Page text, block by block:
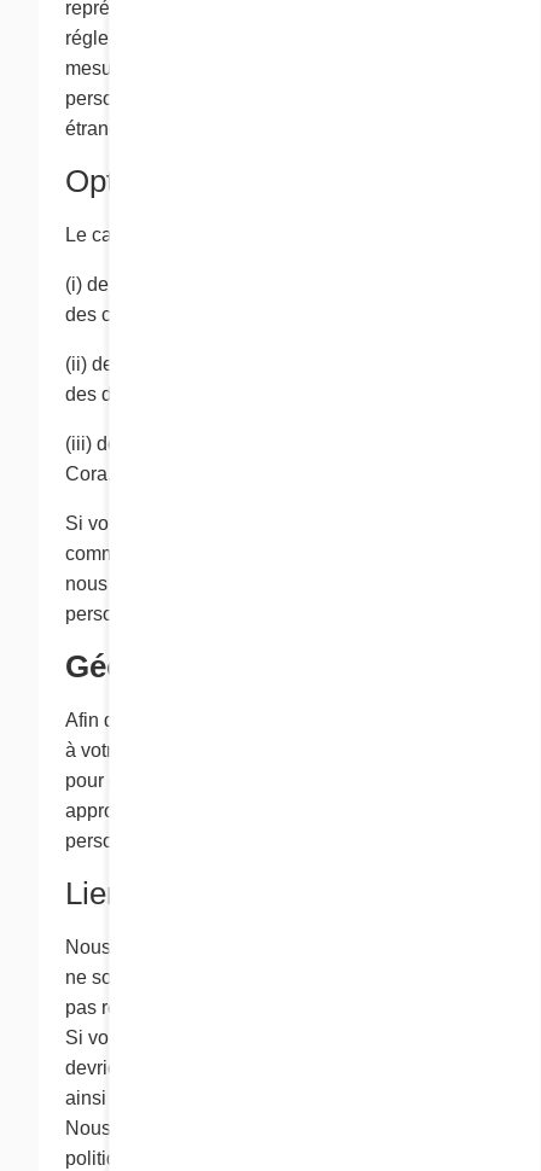
représentant les forces de l’ordre et de
réglementation de ce pays peuvent être en
mesure d’accéèder aux renseignements
personnels en faisant appel aux lois dudit pays
étranger.
Options d’exclusion
Le cas échéant, l’occasion vous est donnée:
(i) de vous exclure des listes de transmission
des communications de Cora,
(ii) de retirer vos renseignements personnels
des dossiers de Cora ou
(iii) de choisir de ne plus recevoir de services de
Cora.
Si vous choisissez de ne plus recevoir d’autres
communications, veuillez communiquer avec
nous en vous servant de l’information sur la
personne- ressource indiquée ci-dessous.
Géolocalisation ​
Afin d’adapter la langue de présentation du site
à votre région, votre adresse IP peut être utilisée
pour estimer votre emplacement géographique
approximatif (province ou pays). Aucune donnée
personnelle n’est conservée à cette fin.
Liens vers d’autres sites
Nous pouvons offrir des liens vers des sites qui
ne sont pas exploités par Cora et qui ne sont
pas régis par notre politique de confidentialité.
Si vous visitez l'un de ces sites externes, vous
devriez consulter sa politique de confidentialité
ainsi que les autres politiques qui le régissent.
Nous ne sommes pas responsables des
politiques et des pratiques des autres